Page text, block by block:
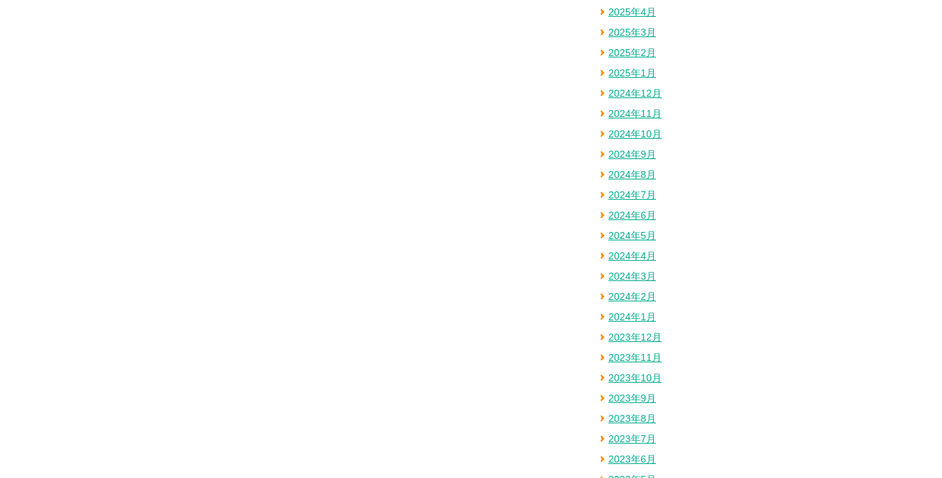
2025年4月
2025年3月
2025年2月
2025年1月
2024年12月
2024年11月
2024年10月
2024年9月
2024年8月
2024年7月
2024年6月
2024年5月
2024年4月
2024年3月
2024年2月
2024年1月
2023年12月
2023年11月
2023年10月
2023年9月
2023年8月
2023年7月
2023年6月